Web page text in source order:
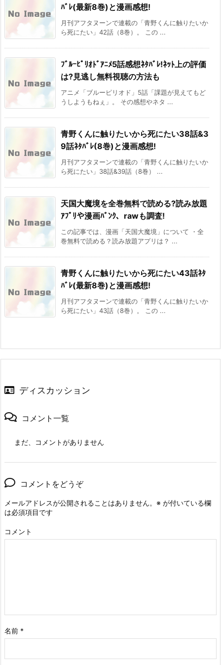
ﾊﾞﾚ(最新8巻)と漫画感想!
月刊アフタヌーンで連載の「青野くんに触りたいか
ら死にたい」42話（8巻）。 この ...
ﾌﾞﾙｰﾋﾟﾘｵﾄﾞｱﾆﾒ5話感想ﾈﾀﾊﾞﾚ!ﾈｯﾄ上の評価
は?見逃し無料視聴の方法も
アニメ「ブルーピリオド」5話「課題が見えてもど
うしようもねぇ」。 その感想やネタ ...
青野くんに触りたいから死にたい38話&3
9話ﾈﾀﾊﾞﾚ(8巻)と漫画感想!
月刊アフタヌーンで連載の「青野くんに触りたいか
ら死にたい」38話&39話（8巻） ...
天国大魔境を全巻無料で読める?読み放題
ｱﾌﾟﾘや漫画ﾊﾞﾝｸ、rawも調査!
この記事では、漫画「天国大魔境」について ・全
巻無料で読める？読み放題アプリは？ ...
青野くんに触りたいから死にたい43話ﾈﾀ
ﾊﾞﾚ(最新8巻)と漫画感想!
月刊アフタヌーンで連載の「青野くんに触りたいか
ら死にたい」43話（8巻）。 この ...
ディスカッション
コメント一覧
まだ、コメントがありません
コメントをどうぞ
メールアドレスが公開されることはありません。 ※ が付いている欄
は必須項目です
コメント
名前 *